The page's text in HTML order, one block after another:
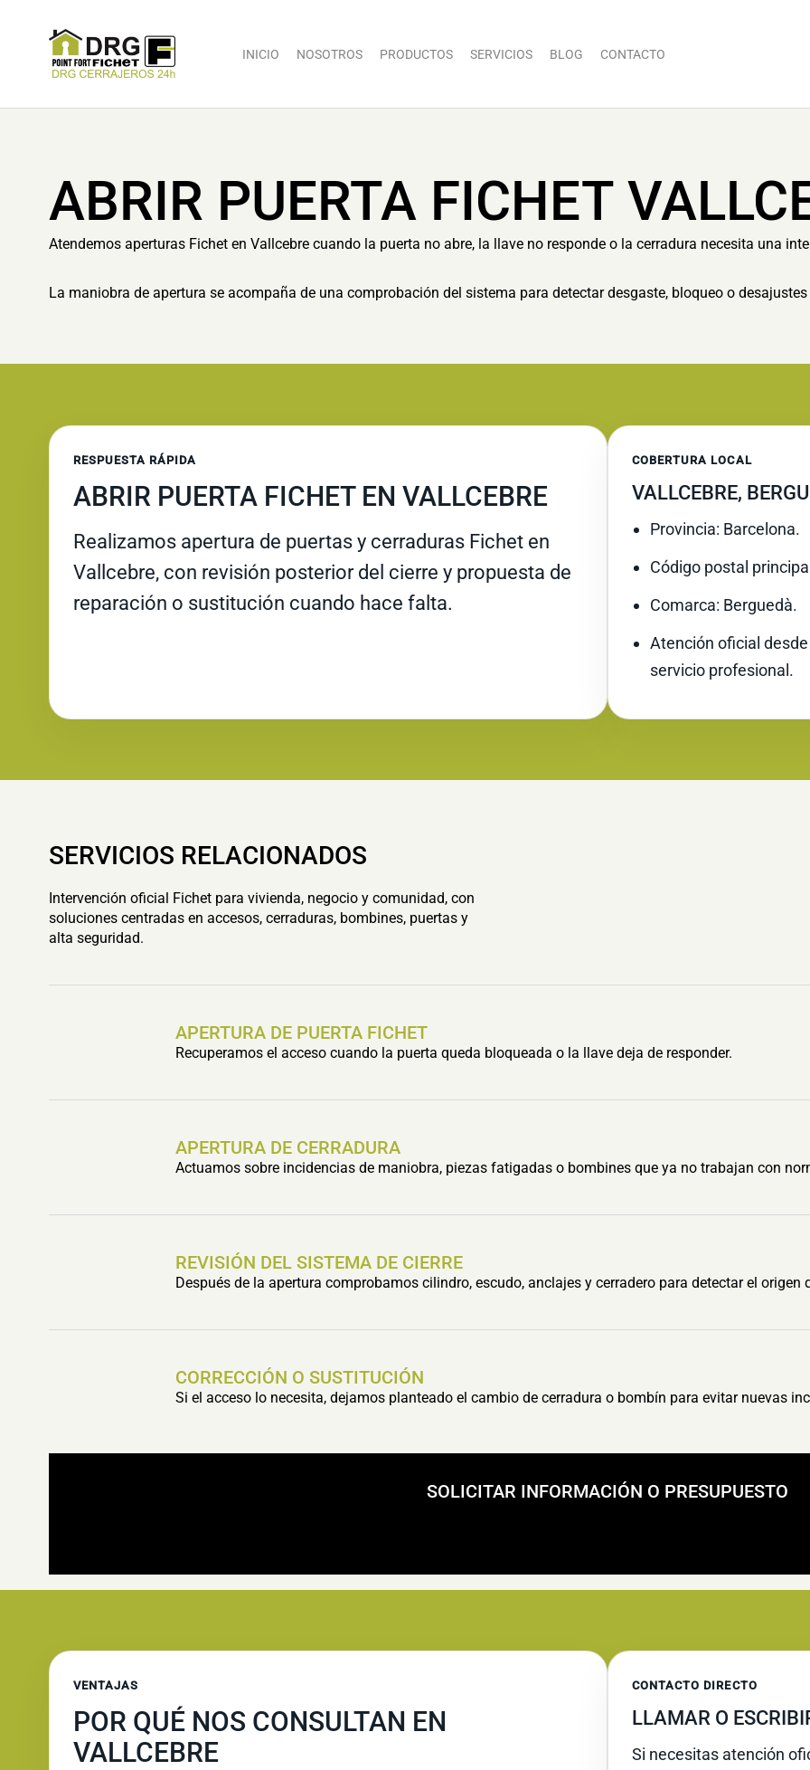
INICIO NOSOTROS PRODUCTOS SERVICIOS BLOG CONTACTO
ABRIR PUERTA FICHET
Atendemos aperturas Fichet en Vallcebre cuando la puerta no abre, la llave no responde o la cerradura necesita una
La maniobra de apertura se acompaña de una comprobación del sistema para detectar desgaste, bloqueo o desajustes
RESPUESTA RÁPIDA
ABRIR PUERTA FICHET EN VALLCEBRE
Realizamos apertura de puertas y cerraduras Fichet en
Vallcebre, con revisión posterior del cierre y propuesta de
reparación o sustitución cuando hace falta.
COBERTURA LOCAL
VALLCEBRE,
Provincia: Barcelona.
Código postal
Comarca: Berguedà.
Atención oficial
servicio profesional.
SERVICIOS RELACIONADOS
Intervención oficial Fichet para vivienda, negocio y comunidad, con
soluciones centradas en accesos, cerraduras, bombines, puertas y
alta seguridad.
APERTURA DE PUERTA FICHET
Recuperamos el acceso cuando la puerta queda bloqueada o la llave deja de responder.
APERTURA DE CERRADURA
Actuamos sobre incidencias de maniobra, piezas fatigadas o bombines que ya no trabajan con
REVISIÓN DEL SISTEMA DE CIERRE
Después de la apertura comprobamos cilindro, escudo, anclajes y cerradero para detectar el origen
CORRECCIÓN O SUSTITUCIÓN
Si el acceso lo necesita, dejamos planteado el cambio de cerradura o bombín para evitar nuevas
SOLICITAR INFORMACIÓN O PRESUPUESTO
VENTAJAS
POR QUÉ NOS CONSULTAN EN
VALLCEBRE
CONTACTO DIRECTO
LLAMAR O
Si necesitas atención